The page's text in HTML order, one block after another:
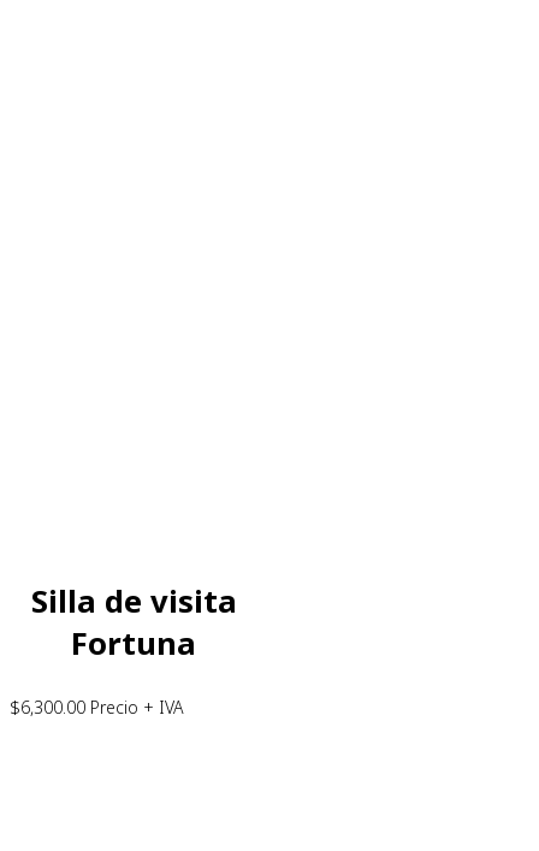
Silla de visita
Fortuna
$6,300.00 Precio + IVA